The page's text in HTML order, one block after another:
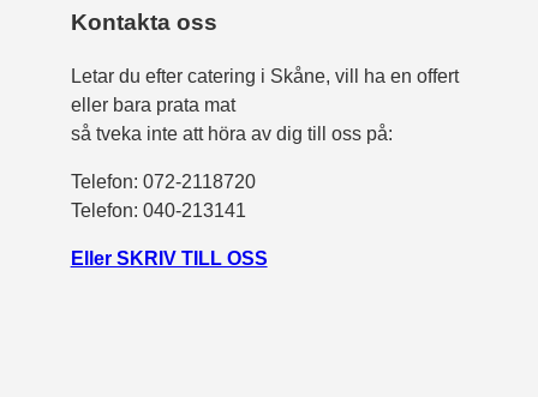
Kontakta oss
Letar du efter catering i Skåne, vill ha en offert
eller bara prata mat
så tveka inte att höra av dig till oss på:
Telefon: 072-2118720
Telefon: 040-213141
Eller SKRIV TILL OSS